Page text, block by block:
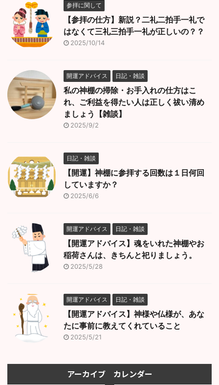
参拝に関して
【参拝の仕方】新説？二礼二拍手一礼で
はなくて三礼三拍手一礼が正しいの？？
2025/10/14
開運アドバイス 日記・雑談
私の神棚の掃除・お手入れの仕方はこ
れ、ご利益を得たい人は正しく祓い清め
ましょう【雑談】
2025/9/2
日記・雑談
【開運】神棚に参拝する回数は１日何回
していますか？
2025/6/6
開運アドバイス 日記・雑談
【開運アドバイス】魂をいれた神棚やお
稲荷さんは、きちんと祀りましょう。
2025/5/28
開運アドバイス 日記・雑談
【開運アドバイス】神様や仏様が、あな
たに事前に教えてくれていること
2025/5/21
アーカイブ カレンダー